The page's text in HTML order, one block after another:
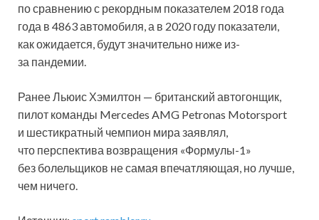
по сравнению с рекордным показателем 2018 года
года в 4863 автомобиля, а в 2020 году показатели,
как ожидается, будут значительно ниже из-
за пандемии.
Ранее Льюис Хэмилтон — британский автогонщик,
пилот команды Mercedes AMG Petronas Motorsport
и шестикратный чемпион мира заявлял,
что перспектива возвращения «Формулы-1»
без болельщиков не самая впечатляющая, но лучше,
чем ничего.